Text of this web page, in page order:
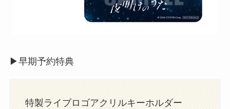
▶︎早期予約特典
特製ライブロゴアクリルキーホルダー